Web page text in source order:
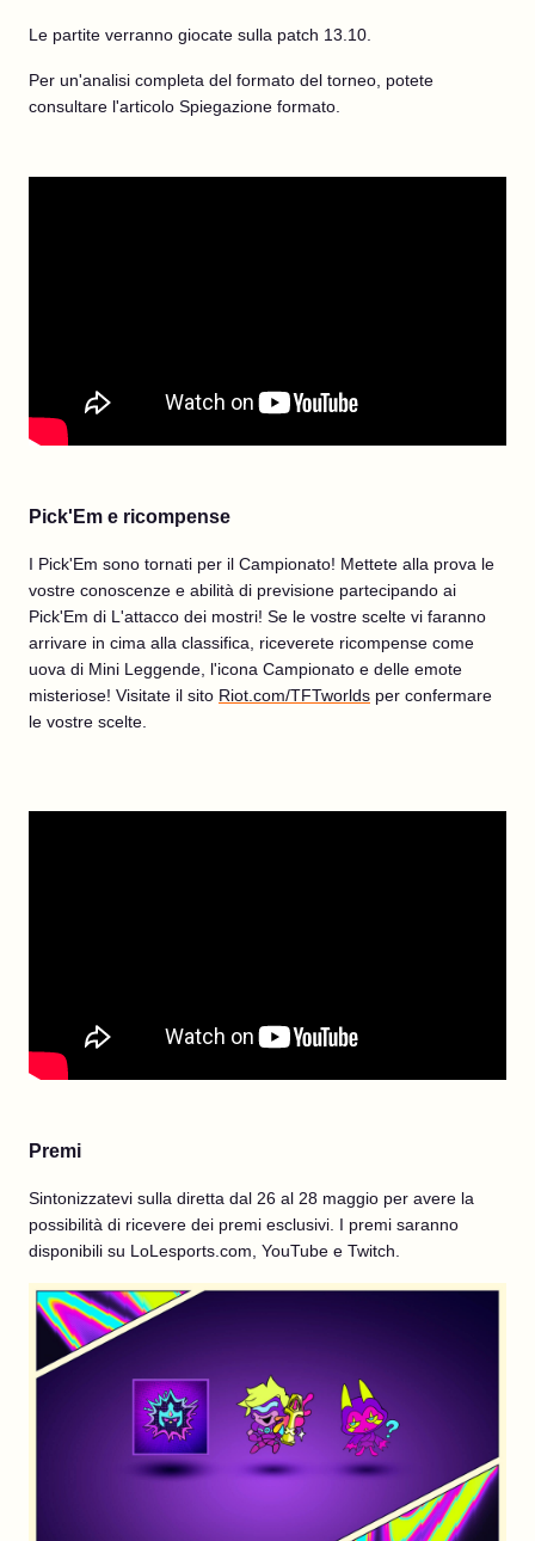
Le partite verranno giocate sulla patch 13.10.
Per un'analisi completa del formato del torneo, potete
consultare l'articolo Spiegazione formato.
Pick'Em e ricompense
I Pick'Em sono tornati per il Campionato! Mettete alla prova le
vostre conoscenze e abilità di previsione partecipando ai
Pick'Em di L'attacco dei mostri! Se le vostre scelte vi faranno
arrivare in cima alla classifica, riceverete ricompense come
uova di Mini Leggende, l'icona Campionato e delle emote
misteriose! Visitate il sito Riot.com/TFTworlds per confermare
le vostre scelte.
Premi
Sintonizzatevi sulla diretta dal 26 al 28 maggio per avere la
possibilità di ricevere dei premi esclusivi. I premi saranno
disponibili su LoLesports.com, YouTube e Twitch.